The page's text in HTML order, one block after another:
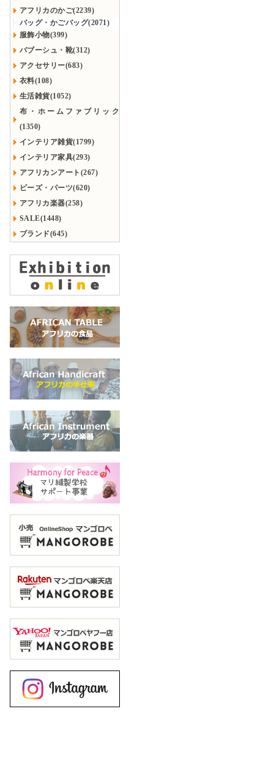
アフリカのかご(2239)
バッグ・かごバッグ(2071)
服飾小物(399)
バブーシュ・靴(312)
アクセサリー(683)
衣料(108)
生活雑貨(1052)
布・ホームファブリック
(1350)
インテリア雑貨(1799)
インテリア家具(293)
アフリカンアート(267)
ビーズ・パーツ(620)
アフリカ楽器(258)
SALE(1448)
ブランド(645)